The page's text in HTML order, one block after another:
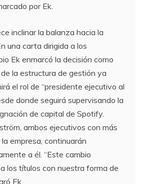
por Ek.
inclinar la balanza hacia la
una carta dirigida a los
Ek enmarcó la decisión como
la estructura de gestión ya
el rol de “presidente ejecutivo al
donde seguirá supervisando la
de capital de Spotify.
ambos ejecutivos con más
empresa, continuarán
a él. “Este cambio
los títulos con nuestra forma de
Ek.